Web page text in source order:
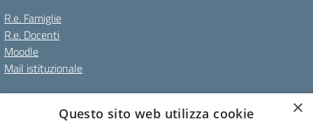
R.e. Famiglie
R.e. Docenti
Moodle
Mail istituzionale
Amministrazione TrasparenteAlbo onlinePrivacy Policy
×
Questo sito web utilizza cookie